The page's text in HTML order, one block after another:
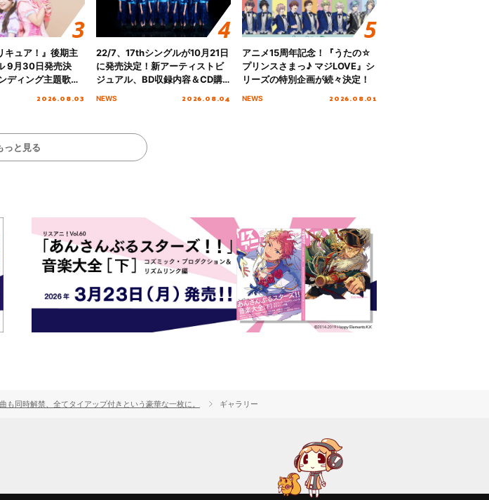
キュア！』後期主
9月30日発売決
ディング主題歌
2026.08.03
22/7、17thシングルが10月21日
に発売決定！新アーティストビ
ジュアル、BD収録内容＆CD購
NEWS 2026.08.04
アニメ15周年記念！『うたの☆
プリンスさまっ♪ マジLOVE』シ
リーズの特別企画が続々決定！
NEWS 2026.08.01
っと見る
同時解禁、全てタイアップ付きという豪華な一枚に。 ギャラリー